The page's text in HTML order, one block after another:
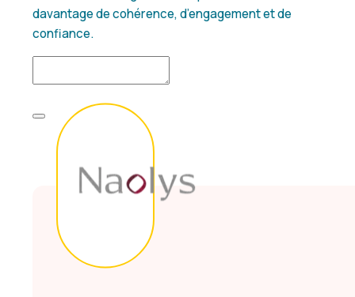
davantage de cohérence, d’engagement et de
confiance.